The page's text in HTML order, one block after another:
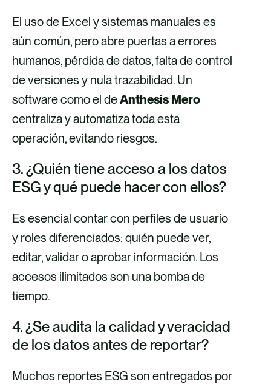
El uso de Excel y sistemas manuales es
aún común, pero abre puertas a errores
humanos, pérdida de datos, falta de control
de versiones y nula trazabilidad. Un
software como el deAnthesis Mero
centraliza y automatiza toda esta
operación, evitando riesgos.
3. ¿Quién tiene acceso a los datos
ESG y qué puede hacer con ellos?
Es esencial contar con perfiles de usuario
y roles diferenciados: quién puede ver,
editar, validar o aprobar información. Los
accesos ilimitados son una bomba de
tiempo.
4. ¿Se audita la calidad y veracidad
de los datos antes de reportar?
Muchos reportes ESG son entregados por